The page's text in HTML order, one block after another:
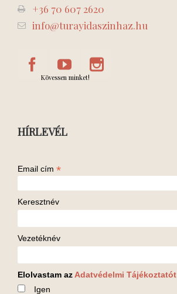
+36 70 607 2620
info@turayidaszinhaz.hu
Kövessen minket!
HÍRLEVÉL
Email cím *
Keresztnév
Vezetéknév
Elolvastam az Adatvédelmi Tájékoztatót
Igen